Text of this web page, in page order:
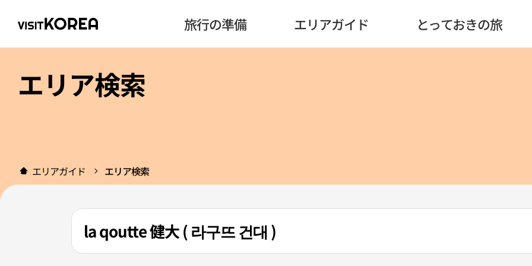
旅行の準備 エリアガイド とっておきの旅
エリア検索
エリアガイド エリア検索
la qoutte 健大 ( 라구뜨 건대 )